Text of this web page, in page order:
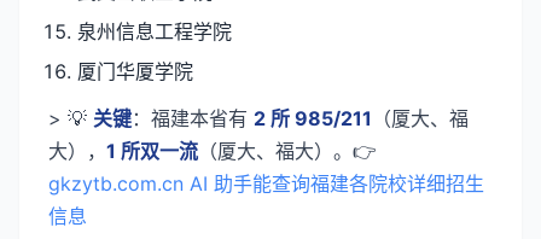
泉州信息工程学院
厦门华厦学院
> 💡 关键：福建本省有 2 所 985/211 （厦大、福
大）， 1 所双一流 （厦大、福大）。👉
gkzytb.com.cn AI 助手能查询福建各院校详细招生
信息